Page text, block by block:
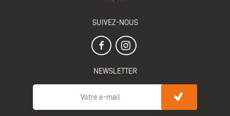
SUIVEZ-NOUS
NEWSLETTER